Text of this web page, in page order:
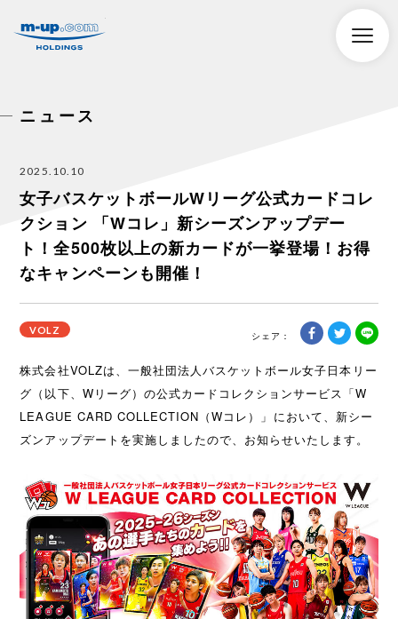
株式会社エムアップホールディングス
toggle
ニュース
2025.10.10
女子バスケットボールWリーグ公式カードコレ
クション 「Wコレ」新シーズンアップデー
ト！全500枚以上の新カードが一挙登場！お得
なキャンペーンも開催！
VOLZ
株式会社VOLZは、一般社団法人バスケットボール女子日本リー
グ（以下、Wリーグ）の公式カードコレクションサービス「W
LEAGUE CARD COLLECTION（Wコレ）」において、新シー
ズンアップデートを実施しましたので、お知らせいたします。